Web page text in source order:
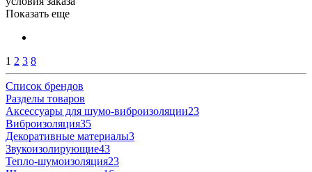
Показать еще
1 2 3 8
Список брендов
Разделы товаров
Аксессуары для шумо-виброизоляции23
Виброизоляция35
Декоративные материалы3
Звукоизолирующие43
Тепло-шумоизоляция23